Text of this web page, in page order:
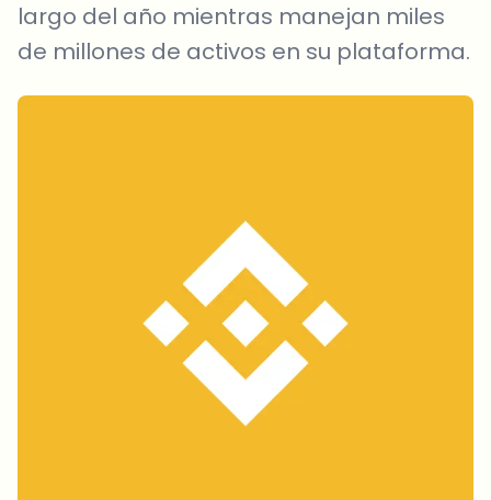
largo del año mientras manejan miles
de millones de activos en su plataforma.